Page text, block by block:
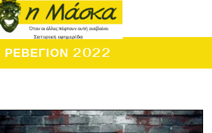
ΡΕΒΕΓΙΟΝ 2022